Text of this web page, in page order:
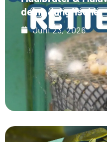
deine Jungfische
Juni 23, 2026